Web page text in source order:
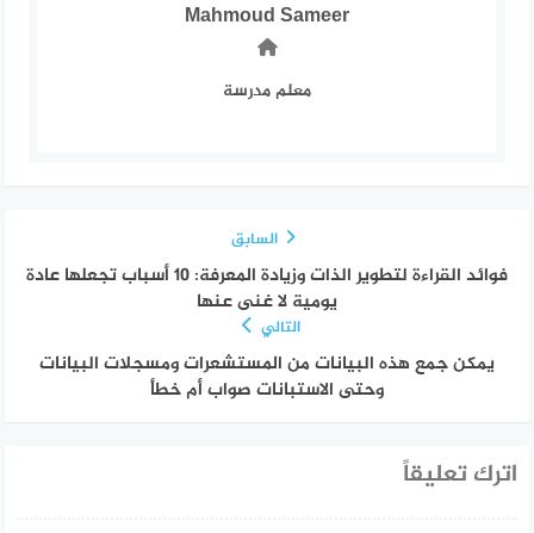
Mahmoud Sameer
معلم مدرسة
السابق
فوائد القراءة لتطوير الذات وزيادة المعرفة: 10 أسباب تجعلها عادة
يومية لا غنى عنها
التالي
يمكن جمع هذه البيانات من المستشعرات ومسجلات البيانات
وحتى الاستبانات صواب أم خطأ
اترك تعليقاً